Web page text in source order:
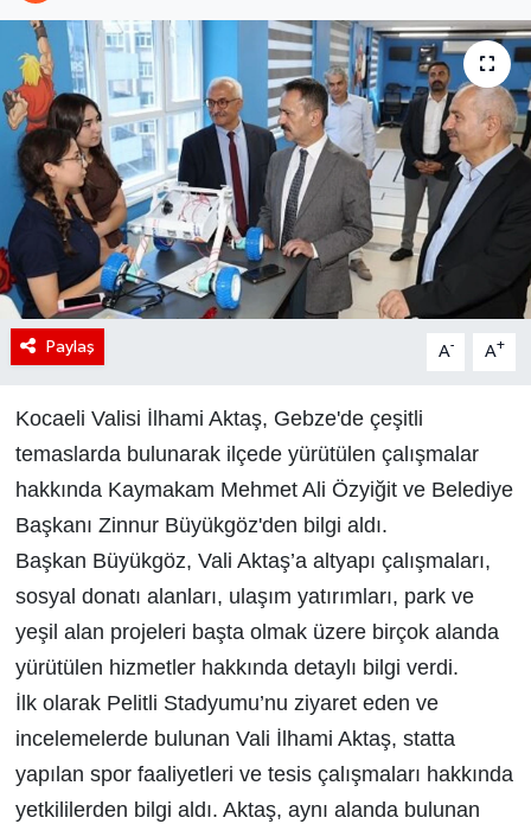
Paylaş A- A+
Kocaeli Valisi İlhami Aktaş, Gebze'de çeşitli
temaslarda bulunarak ilçede yürütülen çalışmalar
hakkında Kaymakam Mehmet Ali Özyiğit ve Belediye
Başkanı Zinnur Büyükgöz'den bilgi aldı.
Başkan Büyükgöz, Vali Aktaş’a altyapı çalışmaları,
sosyal donatı alanları, ulaşım yatırımları, park ve
yeşil alan projeleri başta olmak üzere birçok alanda
yürütülen hizmetler hakkında detaylı bilgi verdi.
İlk olarak Pelitli Stadyumu’nu ziyaret eden ve
incelemelerde bulunan Vali İlhami Aktaş, statta
yapılan spor faaliyetleri ve tesis çalışmaları hakkında
yetkililerden bilgi aldı. Aktaş, aynı alanda bulunan